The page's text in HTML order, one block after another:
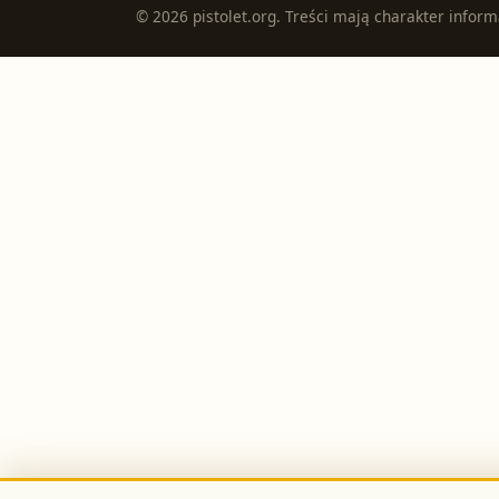
© 2026 pistolet.org. Treści mają charakter